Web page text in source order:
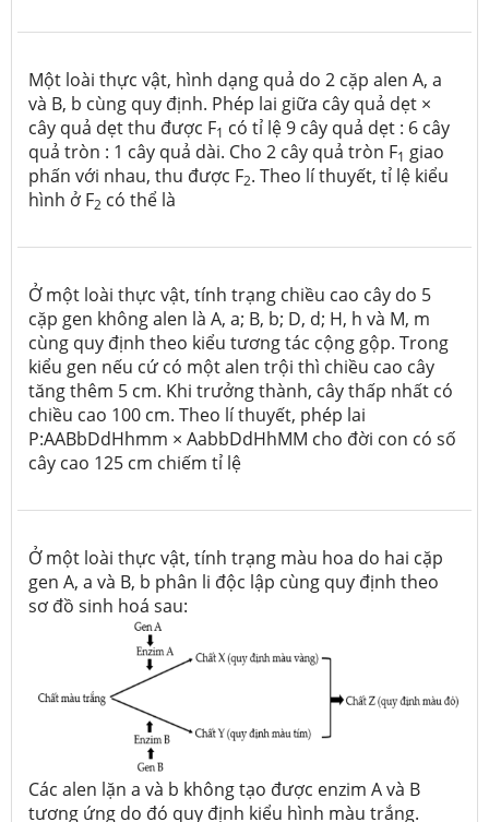
Một loài thực vật, hình dạng quả do 2 cặp alen A, a
và B, b cùng quy định. Phép lai giữa cây quả dẹt ×
cây quả dẹt thu được F1 có tỉ lệ 9 cây quả dẹt : 6 cây
quả tròn : 1 cây quả dài. Cho 2 cây quả tròn F1 giao
phấn với nhau, thu được F2. Theo lí thuyết, tỉ lệ kiểu
hình ở F2 có thể là
Ở một loài thực vật, tính trạng chiều cao cây do 5
cặp gen không alen là A, a; B, b; D, d; H, h và M, m
cùng quy định theo kiểu tương tác cộng gộp. Trong
kiểu gen nếu cứ có một alen trội thì chiều cao cây
tăng thêm 5 cm. Khi trưởng thành, cây thấp nhất có
chiều cao 100 cm. Theo lí thuyết, phép lai
P:AABbDdHhmm × AabbDdHhMM cho đời con có số
cây cao 125 cm chiếm tỉ lệ
Ở một loài thực vật, tính trạng màu hoa do hai cặp
gen A, a và B, b phân li độc lập cùng quy định theo
sơ đồ sinh hoá sau:
Các alen lặn a và b không tạo được enzim A và B
tương ứng do đó quy định kiểu hình màu trắng.